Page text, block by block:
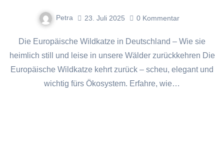
Petra 23. Juli 2025 0 Kommentar
Die Europäische Wildkatze in Deutschland – Wie sie
heimlich still und leise in unsere Wälder zurückkehren Die
Europäische Wildkatze kehrt zurück – scheu, elegant und
wichtig fürs Ökosystem. Erfahre, wie…